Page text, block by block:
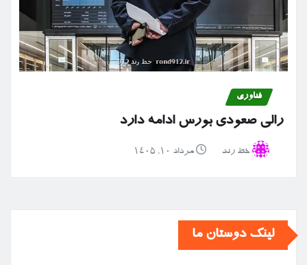
فناوری
رالی صعودی بورس ادامه دارد
خط رند مرداد ۱۰, ۱۴۰۵
لینک دوستان ما